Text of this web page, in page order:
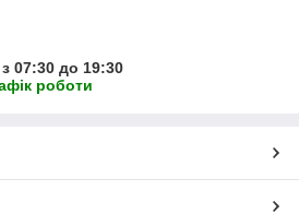
07:30 до 19:30
роботи